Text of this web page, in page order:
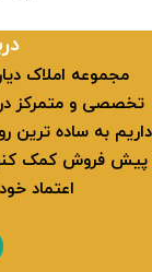
داریم به ساده ترین
پیش فروش کمک
اعتماد